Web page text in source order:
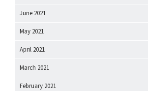
June 2021
May 2021
April 2021
March 2021
February 2021